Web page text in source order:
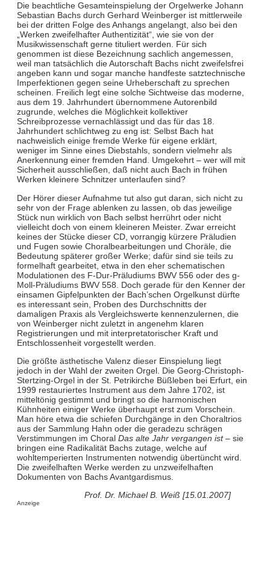
Die beachtliche Gesamteinspielung der Orgelwerke Johann
Sebastian Bachs durch Gerhard Weinberger ist mittlerweile
bei der dritten Folge des Anhangs angelangt, also bei den
„Werken zweifelhafter Authentizität“, wie sie von der
Musikwissenschaft gerne tituliert werden. Für sich
genommen ist diese Bezeichnung sachlich angemessen,
weil man tatsächlich die Autorschaft Bachs nicht zweifelsfrei
angeben kann und sogar manche handfeste satztechnische
Imperfektionen gegen seine Urheberschaft zu sprechen
scheinen. Freilich legt eine solche Sichtweise das moderne,
aus dem 19. Jahrhundert übernommene Autorenbild
zugrunde, welches die Möglichkeit kollektiver
Schreibprozesse vernachlässigt und das für das 18.
Jahrhundert schlichtweg zu eng ist: Selbst Bach hat
nachweislich einige fremde Werke für eigene erklärt,
weniger im Sinne eines Diebstahls, sondern vielmehr als
Anerkennung einer fremden Hand. Umgekehrt – wer will mit
Sicherheit ausschließen, daß nicht auch Bach in frühen
Werken kleinere Schnitzer unterlaufen sind?
Der Hörer dieser Aufnahme tut also gut daran, sich nicht zu
sehr von der Frage ablenken zu lassen, ob das jeweilige
Stück nun wirklich von Bach selbst herrührt oder nicht
vielleicht doch von einem kleineren Meister. Zwar erreicht
keines der Stücke dieser CD, vorrangig kürzere Präludien
und Fugen sowie Choralbearbeitungen und Choräle, die
Bedeutung späterer großer Werke; dafür sind sie teils zu
formelhaft gearbeitet, etwa in den eher schematischen
Modulationen des F-Dur-Präludiums BWV 556 oder des g-
Moll-Präludiums BWV 558. Doch gerade für den Kenner der
einsamen Gipfelpunkten der Bach’schen Orgelkunst dürfte
es interessant sein, Proben des Durchschnitts der
damaligen Praxis als Vergleichswerte kennenzulernen, die
von Weinberger nicht zuletzt in angenehm klaren
Registrierungen und mit interpretatorischer Kraft und
Entschlossenheit vorgestellt werden.
Die größte ästhetische Valenz dieser Einspielung liegt
jedoch in der Wahl der zweiten Orgel. Die Georg-Christoph-
Stertzing-Orgel in der St. Petrikirche Büßleben bei Erfurt, ein
1999 restauriertes Instrument aus dem Jahre 1702, ist
mitteltönig gestimmt und bringt so die harmonischen
Kühnheiten einiger Werke überhaupt erst zum Vorschein.
Man höre etwa die schiefen Durchgänge in den Choraltrios
aus der Sammlung Hahn oder die geradezu schrägen
Verstimmungen im Choral Das alte Jahr vergangen ist– sie
bringen eine Radikalität Bachs zutage, welche auf
wohltemperierten Instrumenten notwendig übertüncht wird.
Die zweifelhaften Werke werden zu unzweifelhaften
Dokumenten von Bachs Avantgardismus.
Prof. Dr. Michael B. Weiß [15.01.2007]
Anzeige